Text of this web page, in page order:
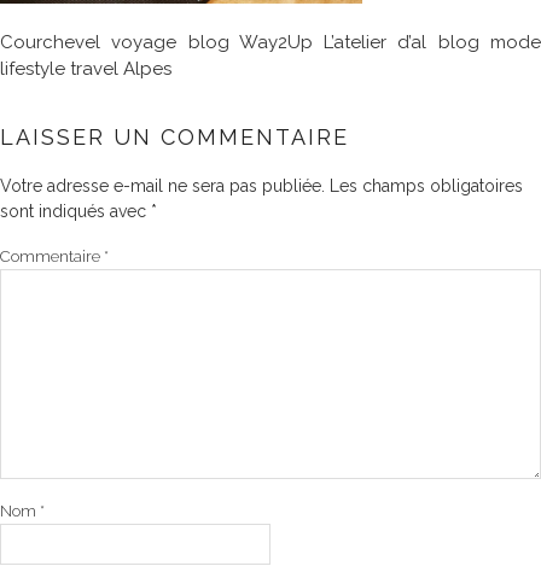
Courchevel voyage blog Way2Up L’atelier d’al blog mode
lifestyle travel Alpes
LAISSER UN COMMENTAIRE
Votre adresse e-mail ne sera pas publiée.
Les champs obligatoires
sont indiqués avec *
Commentaire *
Nom *